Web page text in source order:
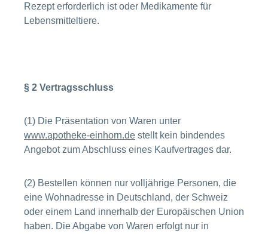
Rezept erforderlich ist oder Medikamente für
Lebensmitteltiere.
§ 2 Vertragsschluss
(1) Die Präsentation von Waren unter
www.apotheke-einhorn.de stellt kein bindendes
Angebot zum Abschluss eines Kaufvertrages dar.
(2) Bestellen können nur volljährige Personen, die
eine Wohnadresse in Deutschland, der Schweiz
oder einem Land innerhalb der Europäischen Union
haben. Die Abgabe von Waren erfolgt nur in